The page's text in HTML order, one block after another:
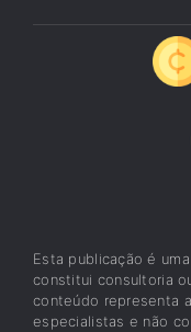
Esta publicação é
constitui consultoria
conteúdo representa
especialistas e não